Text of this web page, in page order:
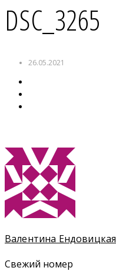
DSC_3265
26.05.2021
Валентина Ендовицкая
Свежий номер